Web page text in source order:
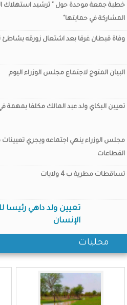
خطبة جمعة موحدة حول " ترشيد استهلاك
المشاركة في حمايتها"
وفاة قبطان غرقا بعد اشتعال زورقه بشاطئ
البيان المتوج لاجتماع مجلس الوزراء اليوم
تعيين البكاي ولد عبد المالك مكلفا بمهمة
مجلس الوزراء ينهي اجتماعه ويجري
القطاعات
تساقطات مطرية ب 4 ولايات
تعيين ولد داهي رئيسا
الإنسان
سيارو منقبين في الشمال
محليات